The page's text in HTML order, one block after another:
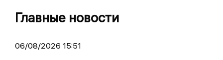
Главные новости
06/08/2026 15:51